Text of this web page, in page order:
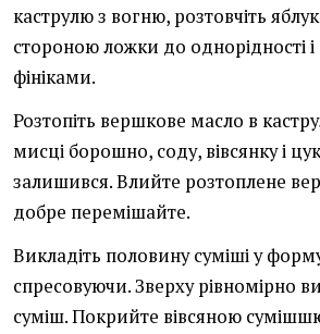
каструлю з вогню, розтовчіть
стороною ложки до однорідності
фініками.
Розтопіть вершкове масло в
мисці борошно, соду, вівсянку і
залишився. Влийте розтоплене
добре перемішайте.
Викладіть половину суміші у
спресовуючи. Зверху рівномірно
суміш. Покрийте вівсяною